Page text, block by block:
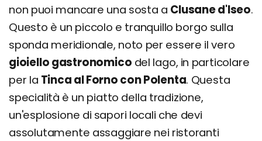
non puoi mancare una sosta a Clusane d'Iseo.
Questo è un piccolo e tranquillo borgo sulla
sponda meridionale, noto per essere il vero
gioiello gastronomico del lago, in particolare
per la Tinca al Forno con Polenta. Questa
specialità è un piatto della tradizione,
un'esplosione di sapori locali che devi
assolutamente assaggiare nei ristoranti